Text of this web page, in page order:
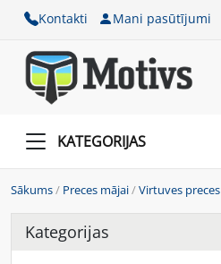
Kontakti Mani pasūtījumi
KATEGORIJAS
Sākums/ Preces mājai/Virtuves preces
Kategorijas